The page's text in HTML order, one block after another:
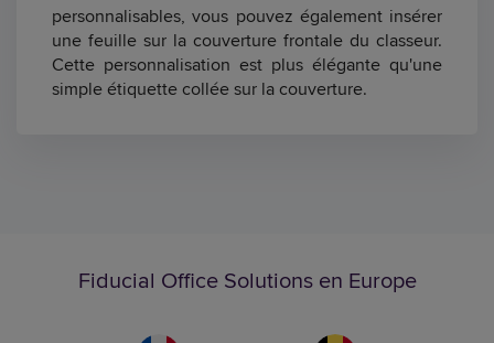
personnalisables, vous pouvez également insérer
une feuille sur la couverture frontale du classeur.
Cette personnalisation est plus élégante qu'une
simple étiquette collée sur la couverture.
Fiducial Office Solutions en Europe